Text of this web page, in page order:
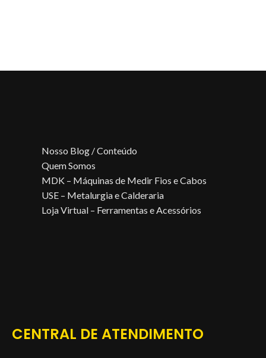
Nosso Blog / Conteúdo
Quem Somos
MDK – Máquinas de Medir Fios e Cabos
USE – Metalurgia e Calderaria
Loja Virtual – Ferramentas e Acessórios
CENTRAL DE ATENDIMENTO